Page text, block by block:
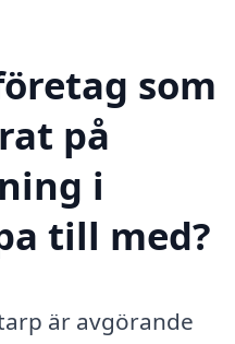
som
på
i
till med?
är avgörande